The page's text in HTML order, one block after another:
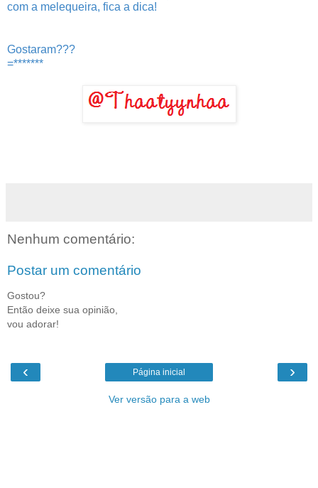
com a melequeira, fica a dica!
Gostaram???
=*******
Nenhum comentário:
Postar um comentário
Gostou?
Então deixe sua opinião,
vou adorar!
‹ ›
Página inicial
Ver versão para a web